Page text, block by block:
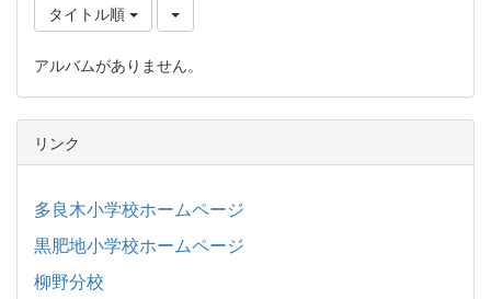
タイトル順
アルバムがありません。
リンク
多良木小学校ホームページ
黒肥地小学校ホームページ
柳野分校